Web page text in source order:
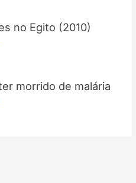
no Egito (2010)
morrido de malária